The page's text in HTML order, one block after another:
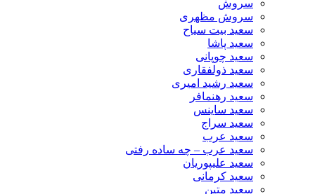
سروش
سروش مظهری
سعید بیت سیاح
سعید پاشا
سعید چوپانی
سعید ذولفقاری
سعید رشید امیری
سعید رهنمافر
سعید ساینس
سعید سراج
سعید عرب
سعید عرب – چه ساده رفتی
سعید علیپوریان
سعید کرمانی
سعید متین